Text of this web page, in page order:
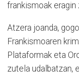
frankismoak
Atzera joanda,
Frankismoaren
Plataformak eta
zutela udalbatzan,